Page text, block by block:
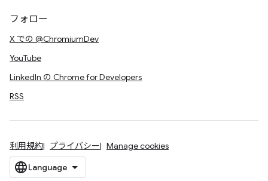
フォロー
X での @ChromiumDev
YouTube
LinkedIn の Chrome for Developers
RSS
利用規約 プライバシー Manage cookies